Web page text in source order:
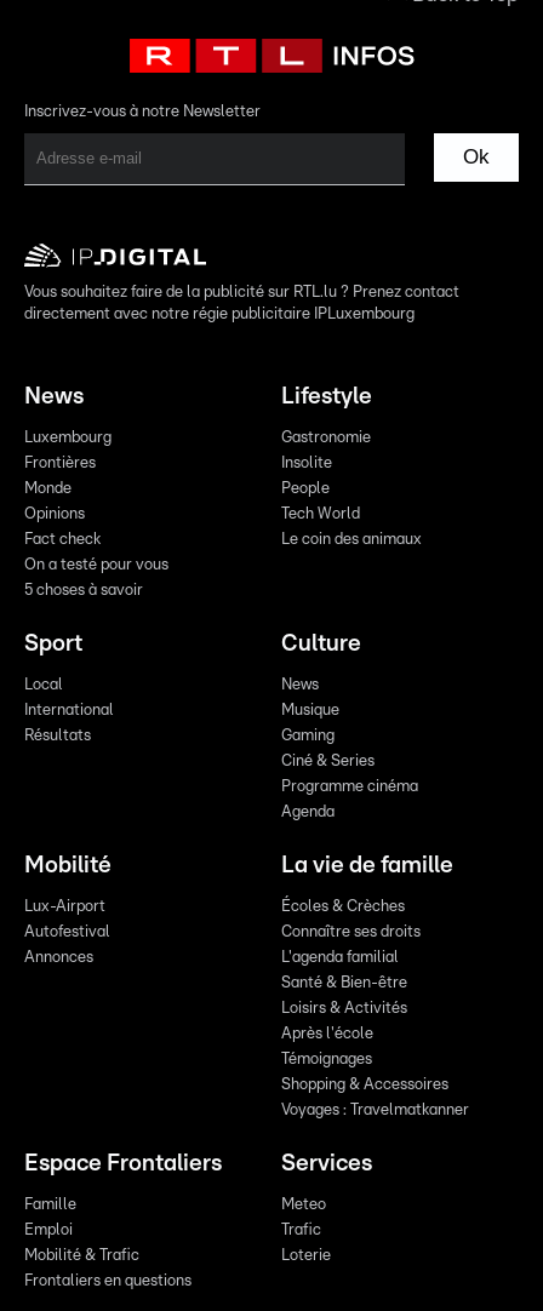
Inscrivez-vous à notre Newsletter
Ok
Vous souhaitez faire de la publicité sur RTL.lu ? Prenez contact
directement avec notre régie publicitaire IPLuxembourg
News
Luxembourg
Frontières
Monde
Opinions
Fact check
On a testé pour vous
5 choses à savoir
Lifestyle
Gastronomie
Insolite
People
Tech World
Le coin des animaux
Sport
Local
International
Résultats
Culture
News
Musique
Gaming
Ciné & Series
Programme cinéma
Agenda
Mobilité
Lux-Airport
Autofestival
Annonces
La vie de famille
Écoles & Crèches
Connaître ses droits
L'agenda familial
Santé & Bien-être
Loisirs & Activités
Après l'école
Témoignages
Shopping & Accessoires
Voyages : Travelmatkanner
Espace Frontaliers
Famille
Emploi
Mobilité & Trafic
Frontaliers en questions
Services
Meteo
Trafic
Loterie